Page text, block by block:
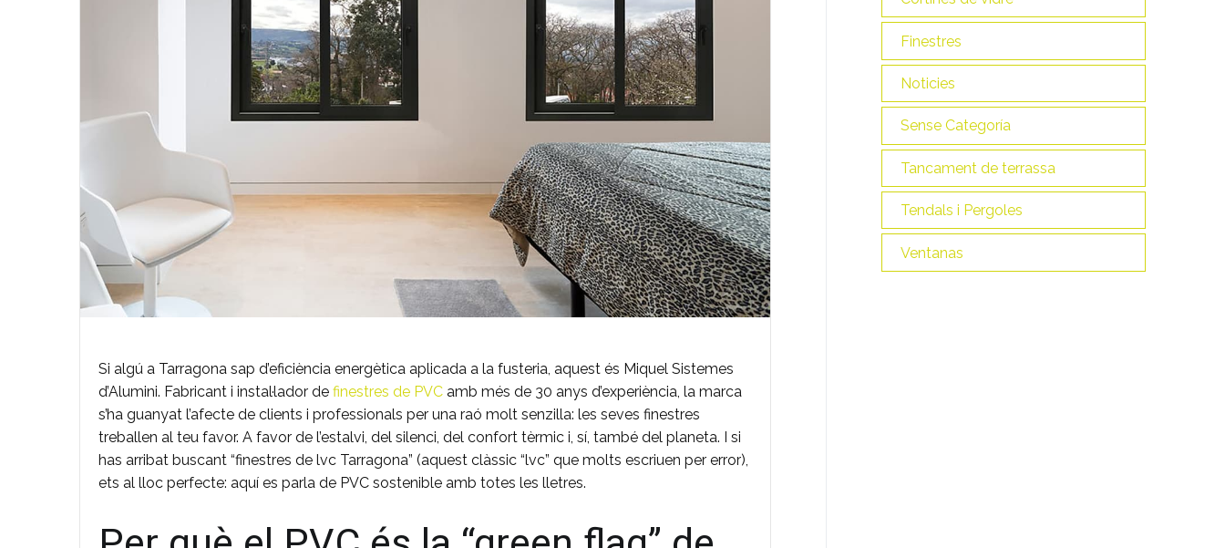
Si algú a Tarragona sap d’eficiència energètica aplicada a la fusteria, aquest és Miquel Sistemes
d’Alumini. Fabricant i instal·lador de finestres de PVC amb més de 30 anys d’experiència, la marca
s’ha guanyat l’afecte de clients i professionals per una raó molt senzilla: les seves finestres
treballen al teu favor. A favor de l’estalvi, del silenci, del confort tèrmic i, sí, també del planeta. I si
has arribat buscant “finestres de lvc Tarragona” (aquest clàssic “lvc” que molts escriuen per error),
ets al lloc perfecte: aquí es parla de PVC sostenible amb totes les lletres.
Finestres
Noticies
Sense Categoría
Tancament de terrassa
Tendals i Pergoles
Ventanas